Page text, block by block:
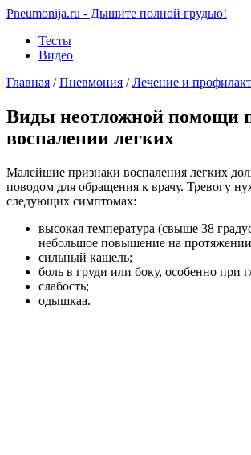
Pneumonija.ru - Дышите полной грудью!
Тесты
Видео
Главная / Пневмония / Лечение и
Виды неотложной помощи
воспалении легких
Малейшие признаки воспаления легких
поводом для обращения к врачу. Тревогу
следующих симптомах:
высокая температура (свыше 38
небольшое повышение на
сильный кашель;
боль в груди или боку, особенно при
слабость;
одышкаа.